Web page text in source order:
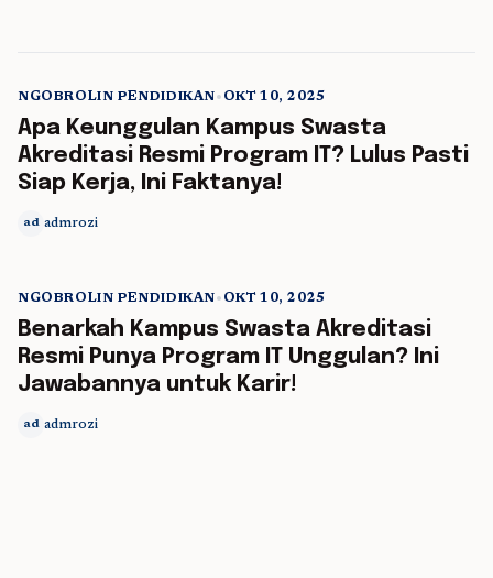
NGOBROLIN PENDIDIKAN• OKT 10, 2025
Apa Keunggulan Kampus Swasta
Akreditasi Resmi Program IT? Lulus Pasti
Siap Kerja, Ini Faktanya!
ad admrozi
5 min read
NGOBROLIN PENDIDIKAN• OKT 10, 2025
Benarkah Kampus Swasta Akreditasi
Resmi Punya Program IT Unggulan? Ini
Jawabannya untuk Karir!
ad admrozi